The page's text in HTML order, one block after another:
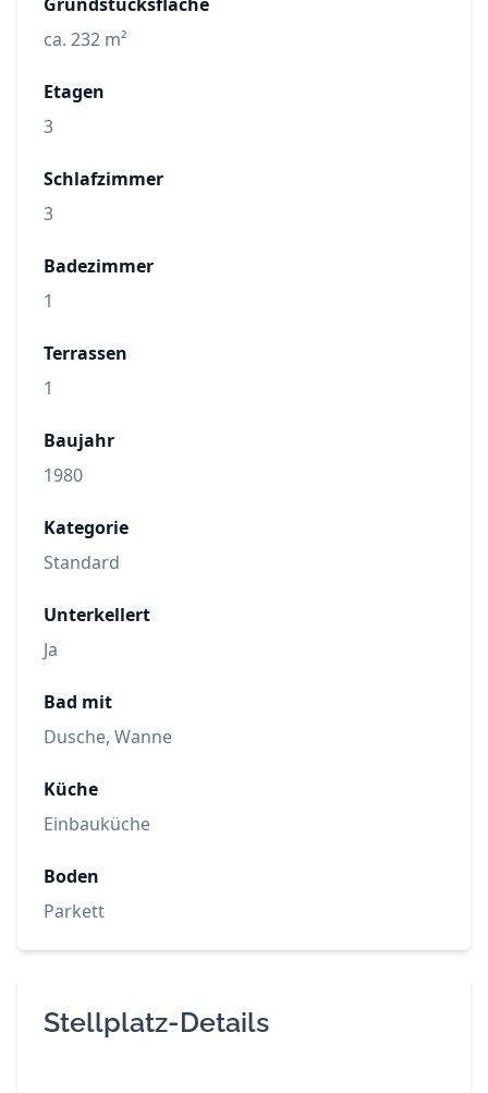
ca. 232 m²
Etagen
3
Schlafzimmer
3
Badezimmer
1
Terrassen
1
Baujahr
1980
Kategorie
Standard
Unterkellert
Ja
Bad mit
Dusche, Wanne
Küche
Einbauküche
Boden
Parkett
Stellplatz-Details